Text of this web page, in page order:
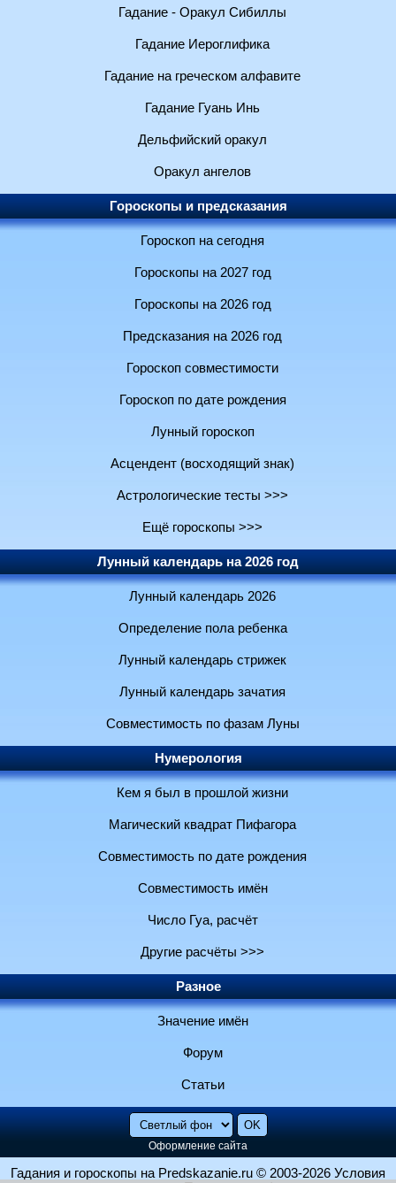
Гадание - Оракул Сибиллы
Гадание Иероглифика
Гадание на греческом алфавите
Гадание Гуань Инь
Дельфийский оракул
Оракул ангелов
Гороскопы и предсказания
Гороскоп на сегодня
Гороскопы на 2027 год
Гороскопы на 2026 год
Предсказания на 2026 год
Гороскоп совместимости
Гороскоп по дате рождения
Лунный гороскоп
Асцендент (восходящий знак)
Астрологические тесты >>>
Ещё гороскопы >>>
Лунный календарь на 2026 год
Лунный календарь 2026
Определение пола ребенка
Лунный календарь стрижек
Лунный календарь зачатия
Совместимость по фазам Луны
Нумерология
Кем я был в прошлой жизни
Магический квадрат Пифагора
Совместимость по дате рождения
Совместимость имён
Число Гуа, расчёт
Другие расчёты >>>
Разное
Значение имён
Форум
Статьи
Оформление сайта
Гадания и гороскопы на Predskazanie.ru © 2003-2026 Условия